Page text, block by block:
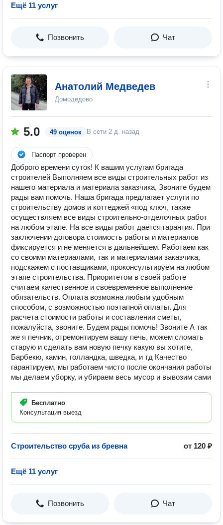
Ещё 11 услуг
Позвонить Чат
Анатолий Медведев
Домодедово
5.0 49 оценок В сети 2 д. назад
Паспорт проверен
Доброго времени суток! К вашим услугам бригада
строителей Выполняем все виды строительных работ из
нашего материала и материала заказчика, Звоните будем
рады вам помочь. Наша бригада предлагает услуги по
строительству домов и коттеджей «под ключ, также
осуществляем все виды строительно-отделочных работ
на любом этапе. На все виды работ дается гарантия. При
заключении договора стоимость работы и материалов
фиксируется и не меняется в дальнейшем. Работаем как
со своими материалами, так и материалами заказчика,
подскажем с поставщиками, проконсультируем на любом
этапе строительства. Приоритетом в своей работе
считаем качественное и своевременное выполнение
обязательств. Оплата возможна любым удобным
способом, с возможностью поэтапной оплаты. Для
расчета стоимости работы и составлении сметы,
пожалуйста, звоните. Будем рады помочь! Звоните А так
же я печник, отремонтируем вашу печь, можем сломать
старую и сделать вам новую печку какую вы хотите,
Барбекю, камин, голландка, шведка, и тд Качество
гарантируем, мы работаем чисто после окончания работы
мы делаем уборку, и убираем весь мусор и вывозим сами
Бесплатно
Консультация выезд
Строительство сруба из бревна от 120 ₽
Ещё 11 услуг
Позвонить Чат